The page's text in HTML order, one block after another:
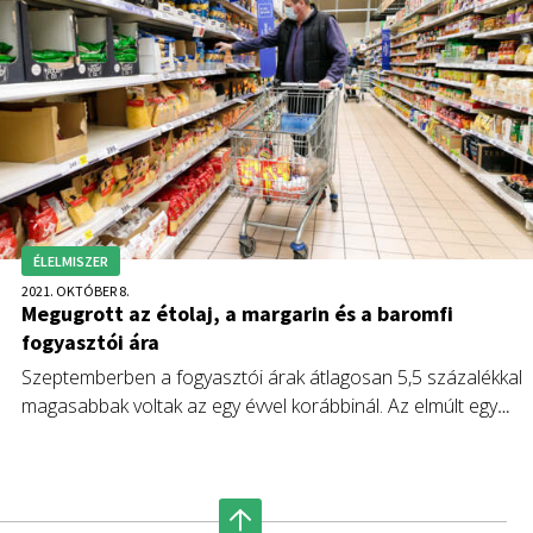
ÉLELMISZER
2021. OKTÓBER 8.
Megugrott az étolaj, a margarin és a baromfi
fogyasztói ára
Szeptemberben a fogyasztói árak átlagosan 5,5 százalékkal
magasabbak voltak az egy évvel korábbinál. Az elmúlt egy